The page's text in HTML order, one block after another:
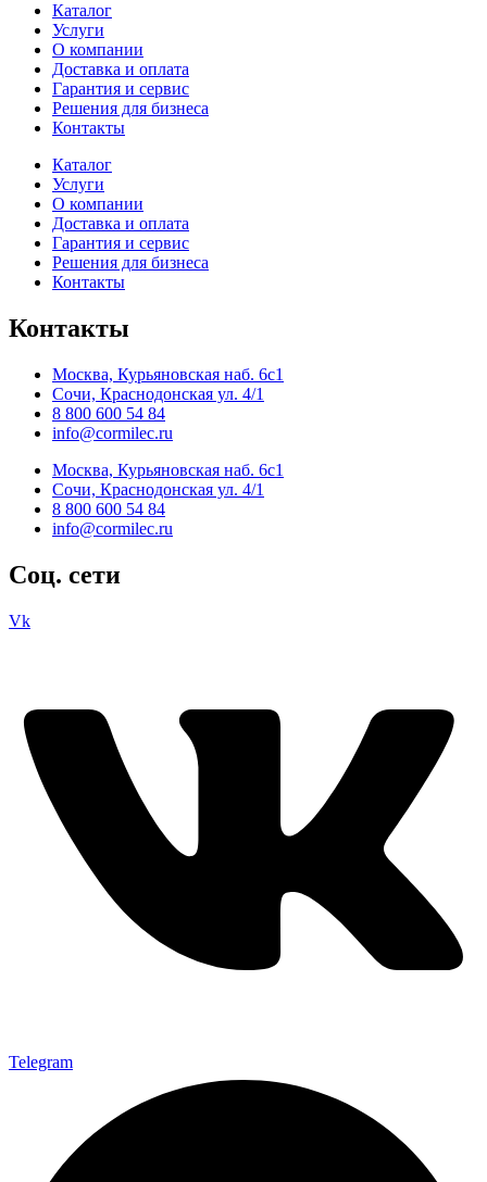
Каталог
Услуги
О компании
Доставка и оплата
Гарантия и сервис
Решения для бизнеса
Контакты
Каталог
Услуги
О компании
Доставка и оплата
Гарантия и сервис
Решения для бизнеса
Контакты
Контакты
Москва, Курьяновская наб. 6с1
Сочи, Краснодонская ул. 4/1
8 800 600 54 84
info@cormilec.ru
Москва, Курьяновская наб. 6с1
Сочи, Краснодонская ул. 4/1
8 800 600 54 84
info@cormilec.ru
Соц. сети
Vk
Telegram